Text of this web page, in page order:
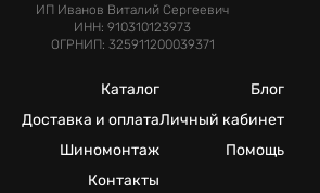
ИП Иванов Виталий Сергеевич
ИНН: 910310123973
ОГРНИП: 325911200039371
Каталог
Доставка и оплата
Шиномонтаж
Контакты
Блог
Личный кабинет
Помощь